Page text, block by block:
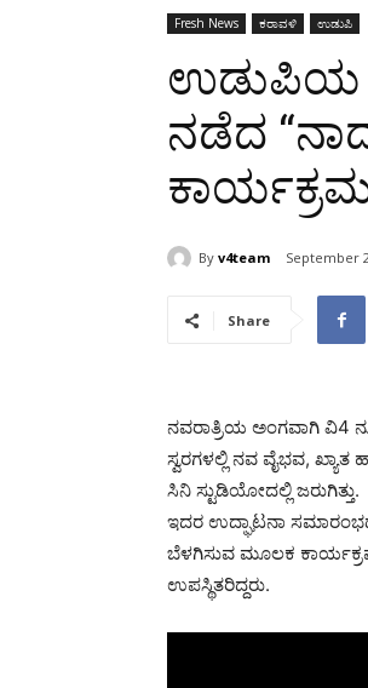
Fresh News ಕರಾವಳಿ ಉಡುಪಿ
ಉಡುಪಿಯ
ನಡೆದ
By v4team September
Share
ನವರಾತ್ರಿಯ ಅಂಗವಾಗಿ ವಿ4
ಸ್ವರಗಳಲ್ಲಿ ನವ ವೈಭವ,
ಸಿನಿ ಸ್ಟುಡಿಯೋದಲ್ಲಿ ಜರುಗಿತ್ತು.
ಇದರ ಉದ್ಘಾಟನಾ
ಬೆಳಗಿಸುವ ಮೂಲಕ
ಉಪಸ್ಥಿತರಿದ್ದರು.